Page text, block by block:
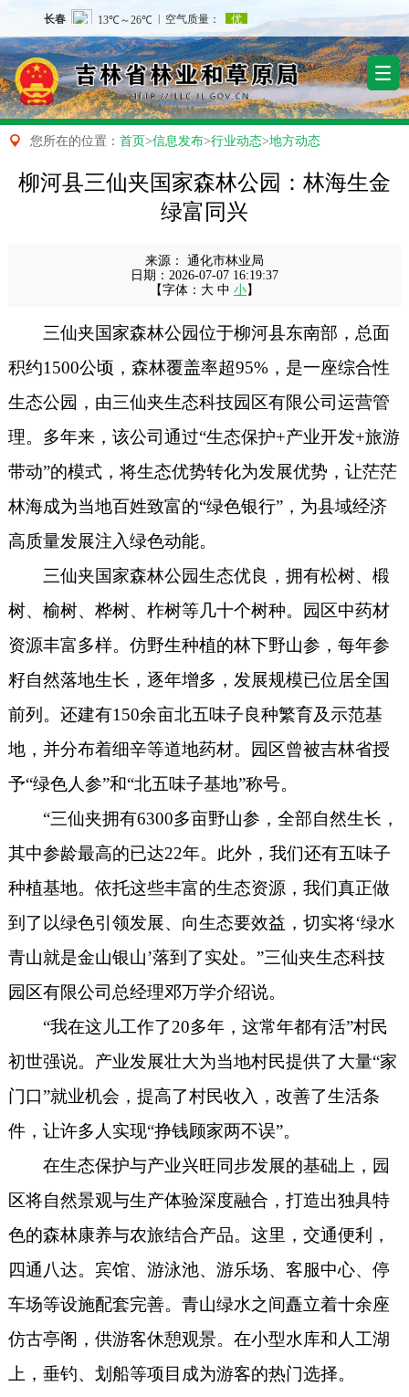
 您所在的位置： 首页>信息发布>行业动态>地方动态
柳河县三仙夹国家森林公园：林海生金
绿富同兴
来源：
通化市林业局
日期： 2026-07-07 16:19:37
【字体： 大 中 小】
三仙夹国家森林公园位于柳河县东南部，总面
积约1500公顷，森林覆盖率超95%，是一座综合性
生态公园，由三仙夹生态科技园区有限公司运营管
理。多年来，该公司通过“生态保护+产业开发+旅游
带动”的模式，将生态优势转化为发展优势，让茫茫
林海成为当地百姓致富的“绿色银行”，为县域经济
高质量发展注入绿色动能。
三仙夹国家森林公园生态优良，拥有松树、椴
树、榆树、桦树、柞树等几十个树种。园区中药材
资源丰富多样。仿野生种植的林下野山参，每年参
籽自然落地生长，逐年增多，发展规模已位居全国
前列。还建有150余亩北五味子良种繁育及示范基
地，并分布着细辛等道地药材。园区曾被吉林省授
予“绿色人参”和“北五味子基地”称号。
“三仙夹拥有6300多亩野山参，全部自然生长，
其中参龄最高的已达22年。此外，我们还有五味子
种植基地。依托这些丰富的生态资源，我们真正做
到了以绿色引领发展、向生态要效益，切实将‘绿水
青山就是金山银山’落到了实处。”三仙夹生态科技
园区有限公司总经理邓万学介绍说。
“我在这儿工作了20多年，这常年都有活”村民
初世强说。产业发展壮大为当地村民提供了大量“家
门口”就业机会，提高了村民收入，改善了生活条
件，让许多人实现“挣钱顾家两不误”。
在生态保护与产业兴旺同步发展的基础上，园
区将自然景观与生产体验深度融合，打造出独具特
色的森林康养与农旅结合产品。这里，交通便利，
四通八达。宾馆、游泳池、游乐场、客服中心、停
车场等设施配套完善。青山绿水之间矗立着十余座
仿古亭阁，供游客休憩观景。在小型水库和人工湖
上，垂钓、划船等项目成为游客的热门选择。